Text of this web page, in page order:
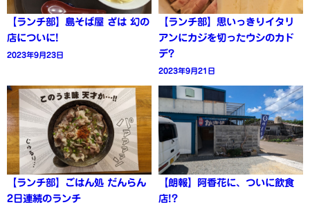
【ランチ部】島そば屋 ざは 幻の
店についに!
2023年9月23日
【ランチ部】思いっきりイタリ
アンにカジを切ったウシのカド
デ?
2023年9月21日
【ランチ部】ごはん処 だんらん
2日連続のランチ
【朗報】阿香花に、ついに飲食
店!?